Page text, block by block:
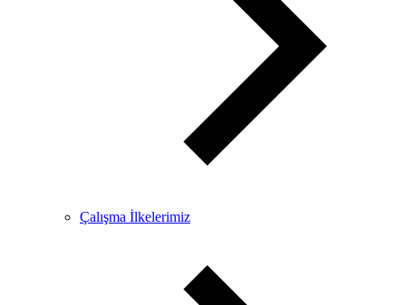
Çalışma İlkelerimiz